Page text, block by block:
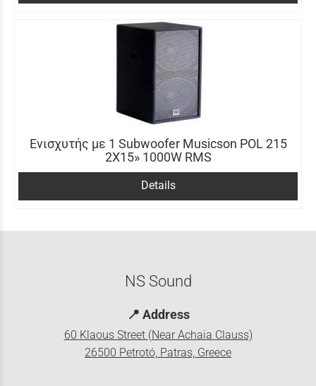
Ενισχυτής με 1 Subwoofer Musicson POL 215
2X15» 1000W RMS
Details
NS Sound
📍 Address
60 Klaous Street (Near Achaia Clauss)
26500 Petrotó, Patras, Greece